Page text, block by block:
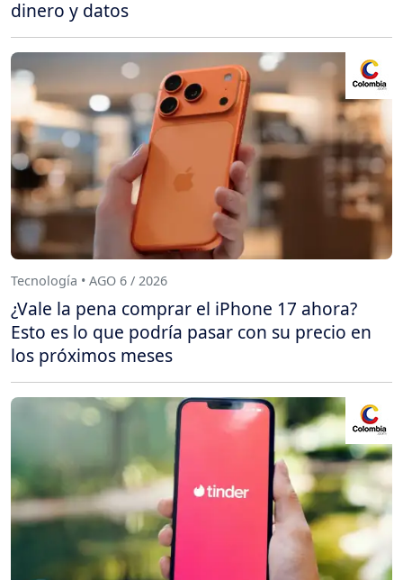
dinero y datos
Tecnología • AGO 6 / 2026
¿Vale la pena comprar el iPhone 17 ahora?
Esto es lo que podría pasar con su precio en
los próximos meses